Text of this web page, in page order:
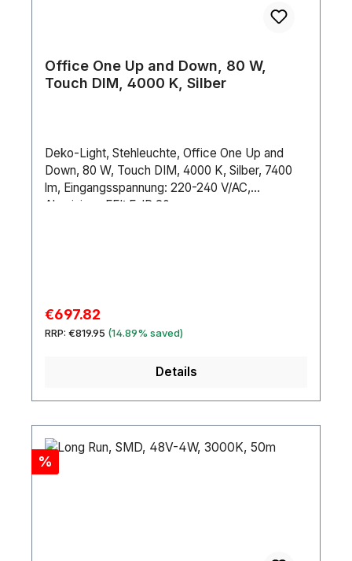
Office One Up and Down, 80 W,
Touch DIM, 4000 K, Silber
Deko-Light, Stehleuchte, Office One Up and
Down, 80 W, Touch DIM, 4000 K, Silber, 7400
lm, Eingangsspannung: 220-240 V/AC,
Aluminium, EEI: F, IP 20
Sale price:
€697.82
RRP: Regular price:
€819.95 (14.89% saved)
Details
Discount
%